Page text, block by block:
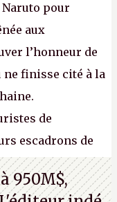
pour
aux
l’honneur de
ne finisse cité à la
de
escadrons de
ducopyright
d'étaler
950M$,